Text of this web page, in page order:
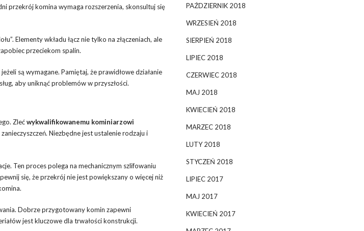
przekrój komina wymaga rozszerzenia, skonsultuj się
Elementy wkładu łącz nie tylko na złączeniach, ale
przeciekom spalin.
są wymagane. Pamiętaj, że prawidłowe działanie
aby uniknąć problemów w przyszłości.
Zlećwykwalifikowanemu kominiarzowi
Niezbędne jest ustalenie rodzaju i
Ten proces polega na mechanicznym szlifowaniu
się, że przekrój nie jest powiększany o więcej niż
Dobrze przygotowany komin zapewni
jest kluczowe dla trwałości konstrukcji.
PAŹDZIERNIK 2018
WRZESIEŃ 2018
SIERPIEŃ 2018
LIPIEC 2018
CZERWIEC 2018
MAJ 2018
KWIECIEŃ 2018
MARZEC 2018
LUTY 2018
STYCZEŃ 2018
LIPIEC 2017
MAJ 2017
KWIECIEŃ 2017